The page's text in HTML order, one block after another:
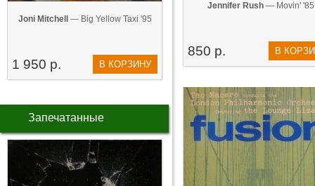
Joni Mitchell — Big Yellow Taxi '95
1 950 р. В КОРЗИНУ
Запечатанные
Jennifer Rush— Movin' '85
850 р. В